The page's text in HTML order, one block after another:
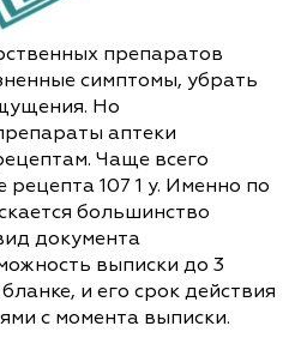
препаратов
симптомы, убрать
Но
аптеки
Чаще всего
107 1 у. Именно по
большинство
документа
выписки до 3
и его срок действия
с момента выписки.